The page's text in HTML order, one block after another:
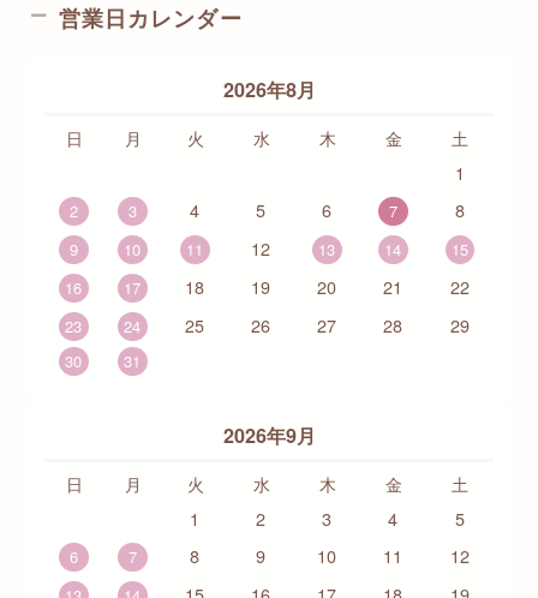
営業日カレンダー
2026年8月
日 月 火 水 木 金
土
1
2 3 4 5 6 7 8
9 10 11 12 13 14
15
16
17 18 19 20 21 22
23 24 25 26 27 28 29
30 31
2026年9月
日 月 火 水 木 金
土
1
2 3 4 5
6 7 8 9 10 11 12